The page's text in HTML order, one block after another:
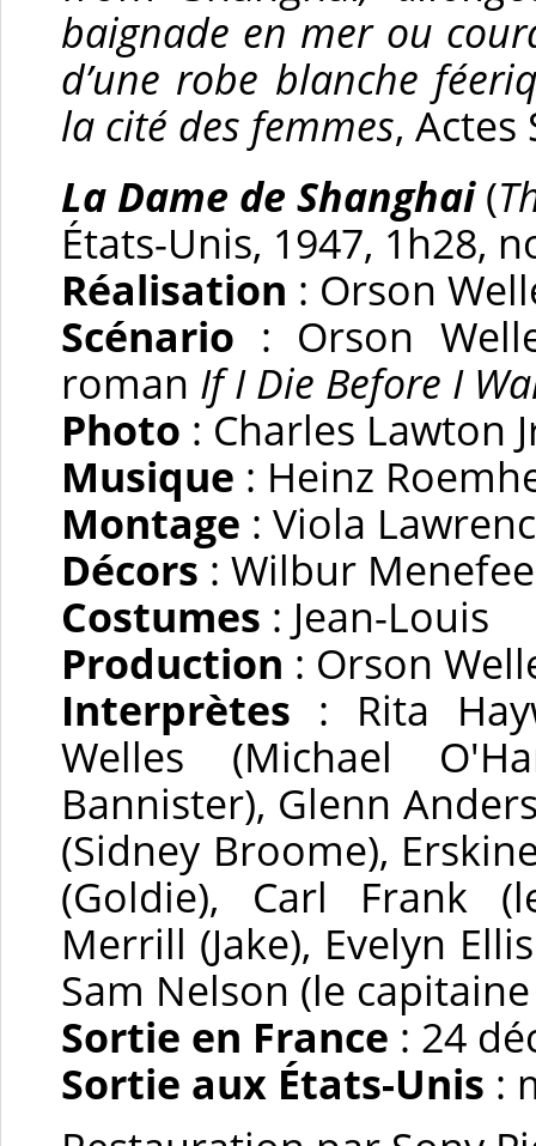
baignade en mer ou
d’une robe blanche
la cité des femmes,
La Dame de Shanghai(
États-Unis, 1947, 1h28,
Réalisation : Orson
Scénario : Orson
roman If I Die Before I
Photo : Charles Lawton
Musique : Heinz
Montage : Viola
Décors : Wilbur
Costumes : Jean-Louis
Production : Orson
Interprètes : Rita
Welles (Michael
Bannister), Glenn
(Sidney Broome),
(Goldie), Carl Frank
Merrill (Jake), Evelyn
Sam Nelson (le
Sortie en France : 24
Sortie aux États-Unis :